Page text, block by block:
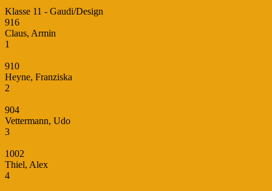
Klasse 11 - Gaudi/Design
916
Claus, Armin
1
910
Heyne, Franziska
2
904
Vettermann, Udo
3
1002
Thiel, Alex
4